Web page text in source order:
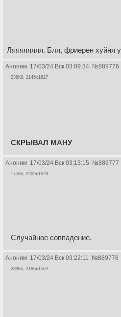
Ляяяяяяяя. Бля, фриерен хуйня
Аноним 17/03/24 Вск 03:09:34 №889776
238Кб, 2145x1627
СКРЫВАЛ МАНУ
Аноним 17/03/24 Вск 03:13:15 №889777
175Кб, 2209x1628
Случайное совпадение.
Аноним 17/03/24 Вск 03:22:11 №889778
239Кб, 2186x1562